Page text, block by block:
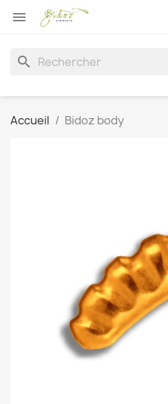

search
Accueil Bidoz body